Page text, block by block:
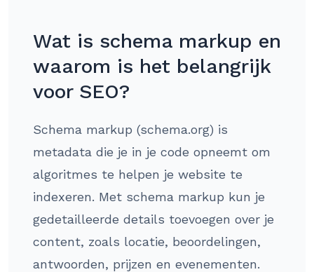
Wat is schema markup en
waarom is het belangrijk
voor SEO?
Schema markup (schema.org) is
metadata die je in je code opneemt om
algoritmes te helpen je website te
indexeren. Met schema markup kun je
gedetailleerde details toevoegen over je
content, zoals locatie, beoordelingen,
antwoorden, prijzen en evenementen.